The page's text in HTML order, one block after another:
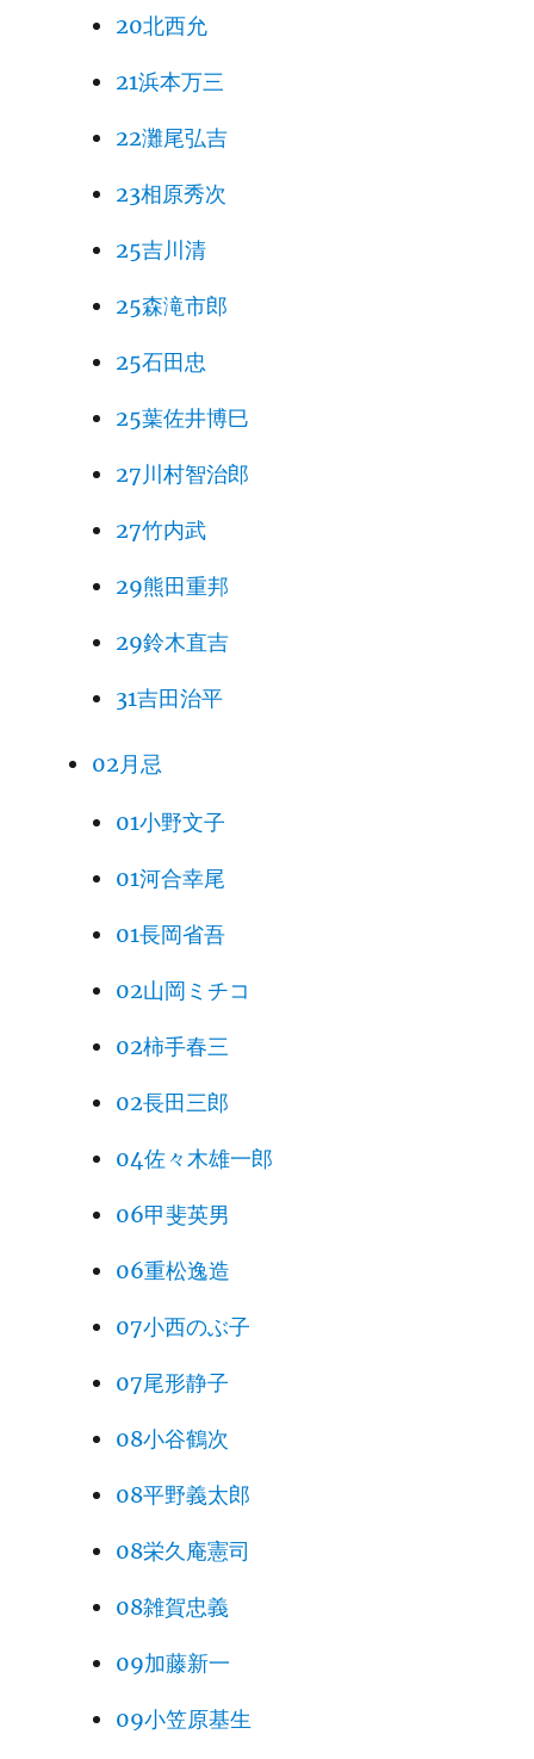
20北西允
21浜本万三
22灘尾弘吉
23相原秀次
25吉川清
25森滝市郎
25石田忠
25葉佐井博巳
27川村智治郎
27竹内武
29熊田重邦
29鈴木直吉
31吉田治平
02月忌
01小野文子
01河合幸尾
01長岡省吾
02山岡ミチコ
02柿手春三
02長田三郎
04佐々木雄一郎
06甲斐英男
06重松逸造
07小西のぶ子
07尾形静子
08小谷鶴次
08平野義太郎
08栄久庵憲司
08雑賀忠義
09加藤新一
09小笠原基生